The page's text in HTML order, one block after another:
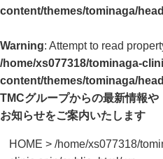
content/themes/tominaga/
Warning: Attempt to read
/home/xs077318/tominaga-
content/themes/tominaga/
TMCグループからの最新情報や
お知らせをご案内いたします
HOME >/home/xs077318/